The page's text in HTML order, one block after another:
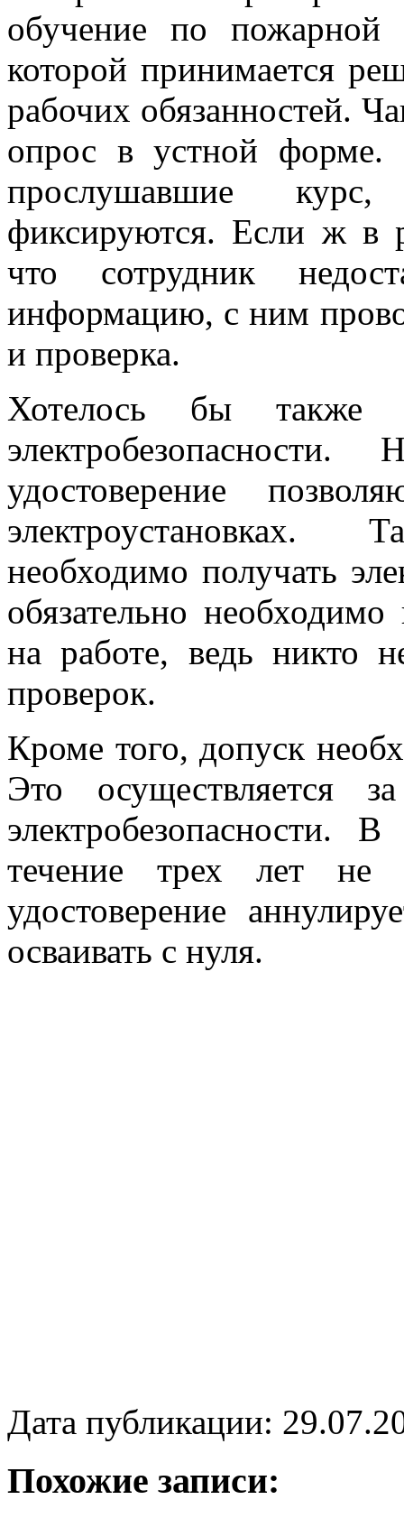
обучение по пожарной
которой принимается
рабочих обязанностей.
опрос в устной форме.
прослушавшие
фиксируются. Если ж в
что сотрудник
информацию, с ним
и проверка.
Хотелось бы также
удостоверение
необходимо получать
обязательно
на работе, ведь никто
проверок.
Кроме того, допуск
Это осуществляется
электробезопасности.
течение трех лет не
удостоверение
осваивать с нуля.
Дата публикации:
Похожие записи: